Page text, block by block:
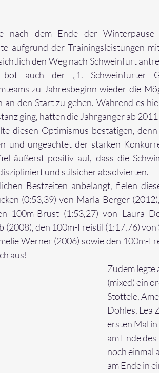
nach dem Ende der
aufgrund der Trainingsleistungen
den Weg nach Schweinfurt
bot auch der „1. Schweinfurter
zu Jahresbeginn wieder die
an den Start zu gehen. Während es
ging, hatten die Jahrgänger ab
diesen Optimismus bestätigen,
und ungeachtet der starken
äußerst positiv auf, dass die
und stilsicher absolvierten.
Bestzeiten anbelangt, fielen
(0:53,39) von Marla Berger
100m-Brust (1:53,27) von Laura
(2008), den 100m-Freistil (1:17,76)
Werner (2006) sowie den 100m-
aus!
Zudem legte
(mixed) ein
Stottele,
Dohles, Lea
ersten Mal
am Ende
noch einmal
am Ende in